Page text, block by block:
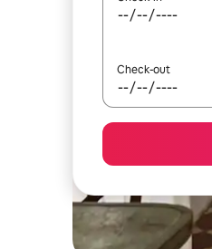
Check-out